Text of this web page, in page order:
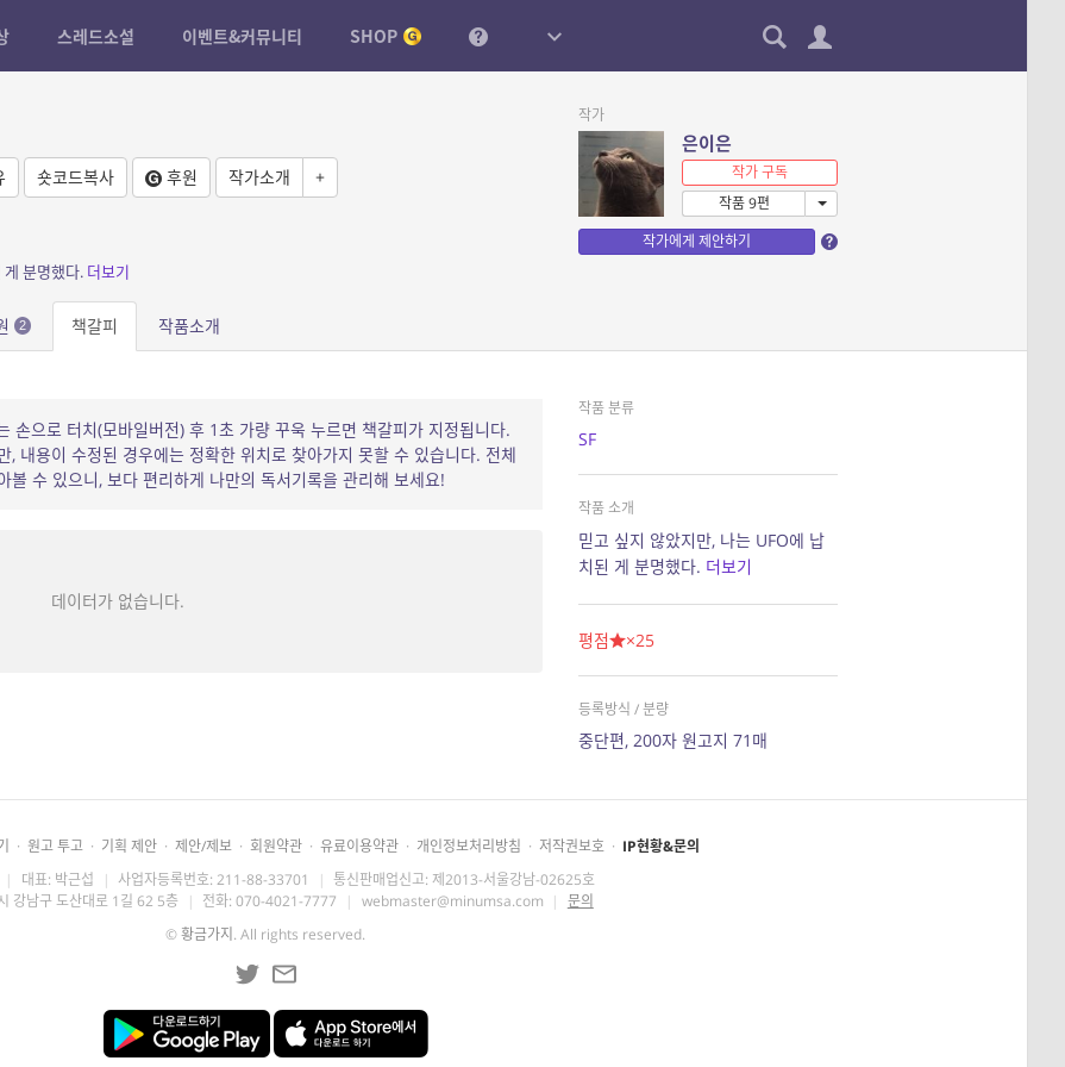
스레드소설 이벤트&커뮤니티 SHOP
숏코드복사 후원 작가소개 +
분명했다. 더보기
작가
은이은
작가 구독
작품 9편
작가에게 제안하기
2 책갈피 작품소개
손으로 터치(모바일버전) 후 1초 가량 꾸욱 누르면 책갈피가 지정됩니다.
, 내용이 수정된 경우에는 정확한 위치로 찾아가지 못할 수 있습니다. 전체
볼 수 있으니, 보다 편리하게 나만의 독서기록을 관리해 보세요!
데이터가 없습니다.
작품 분류
SF
작품 소개
믿고 싶지 않았지만, 나는 UFO에 납
치된 게 분명했다. 더보기
평점 ×25
등록방식 / 분량
중단편, 200자 원고지 71매
· 원고 투고 · 기획 제안 · 제안/제보 · 회원약관 · 유료이용약관 · 개인정보처리방침 · 저작권보호 · IP현황&문의
| 대표: 박근섭 | 사업자등록번호: 211-88-33701 | 통신판매업신고: 제2013-서울강남-02625호
강남구 도산대로 1길 62 5층 | 전화: 070-4021-7777 | webmaster@minumsa.com | 문의
©황금가지 . All rights reserved.